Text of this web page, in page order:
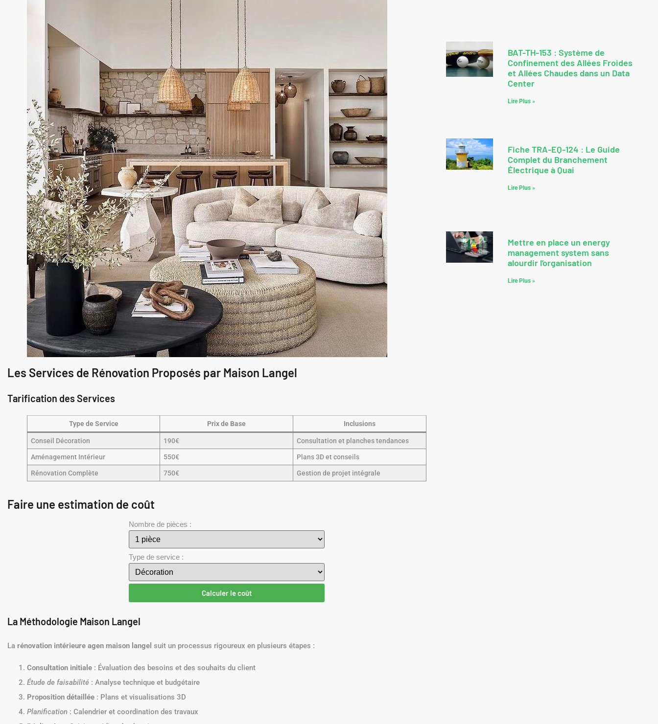
Les Services de Rénovation Proposés par Maison Langel
Tarification des Services
Type de Service Prix de Base Inclusions
Conseil Décoration 190€ Consultation et planches tendances
Aménagement Intérieur 550€ Plans 3D et conseils
Rénovation Complète 750€ Gestion de projet intégrale
Faire une estimation de coût
Nombre de pièces :
Type de service :
Calculer le coût
La Méthodologie Maison Langel
La rénovation intérieure agen maison langel suit un processus rigoureux en plusieurs étapes :
Consultation initiale : Évaluation des besoins et des souhaits du client
Étude de faisabilité : Analyse technique et budgétaire
Proposition détaillée : Plans et visualisations 3D
Planification : Calendrier et coordination des travaux
BAT-TH-153 : Système de
Confinement des Allées Froides
et Allées Chaudes dans un Data
Center
Lire Plus »
Fiche TRA-EQ-124 : Le Guide
Complet du Branchement
Électrique à Quai
Lire Plus »
Mettre en place un energy
management system sans
alourdir l’organisation
Lire Plus »